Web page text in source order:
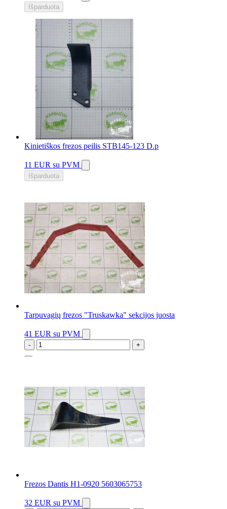
Išparduota
Kinietiškos frezos peilis STB145-123 D.p
11 EUR su PVM
Išparduota
Tarpuvagių frezos "Truskawka" sekcijos juosta
41 EUR su PVM
- +
Frezos Dantis H1-0920 5603065753
32 EUR su PVM